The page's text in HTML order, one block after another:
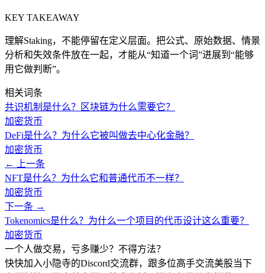
KEY TAKEAWAY
理解Staking，不能停留在定义层面。把公式、原始数据、情景
分析和失效条件放在一起，才能从“知道一个词”进展到“能够
用它做判断”。
相关词条
共识机制是什么？区块链为什么需要它？
加密货币
DeFi是什么？为什么它被叫做去中心化金融？
加密货币
← 上一条
NFT是什么？为什么它和普通代币不一样？
加密货币
下一条 →
Tokenomics是什么？为什么一个项目的代币设计这么重要？
加密货币
一个人做交易，亏多赚少？不得方法？
快快加入小隐寺的Discord交流群，跟多位高手交流美股当下